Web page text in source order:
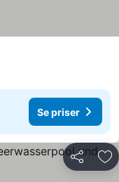
Se priser
Del